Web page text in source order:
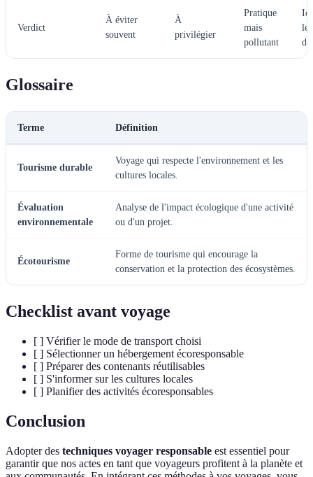
Verdict
À éviter
souvent
À
privilégier
Pratique
mais
pollutant
Glossaire
Terme Définition
Tourisme durable
Voyage qui respecte l'environnement et les
cultures locales.
Évaluation
environnementale
Analyse de l'impact écologique d'une activité
ou d'un projet.
Écotourisme
Forme de tourisme qui encourage la
conservation et la protection des écosystèmes.
Checklist avant voyage
[ ] Vérifier le mode de transport choisi
[ ] Sélectionner un hébergement écoresponsable
[ ] Préparer des contenants réutilisables
[ ] S'informer sur les cultures locales
[ ] Planifier des activités écoresponsables
Conclusion
Adopter des techniques voyager responsable est essentiel pour
garantir que nos actes en tant que voyageurs profitent à la planète et